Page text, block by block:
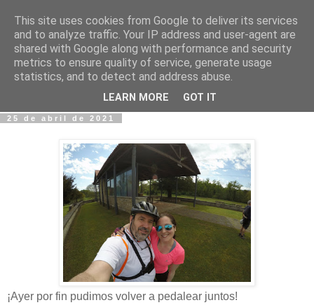
Fotos y Cosas
Miguel Sáenz de Santa María Elizalde
"Un blog es como un diario, pero sin candado".
25 de abril de 2021
¡Ayer por fin pudimos volver a pedalear juntos!
This site uses cookies from Google to deliver its services
and to analyze traffic. Your IP address and user-agent are
shared with Google along with performance and security
metrics to ensure quality of service, generate usage
statistics, and to detect and address abuse.
LEARN MORE GOT IT